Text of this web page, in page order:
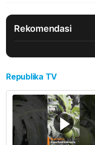
Rekomendasi
Republika TV